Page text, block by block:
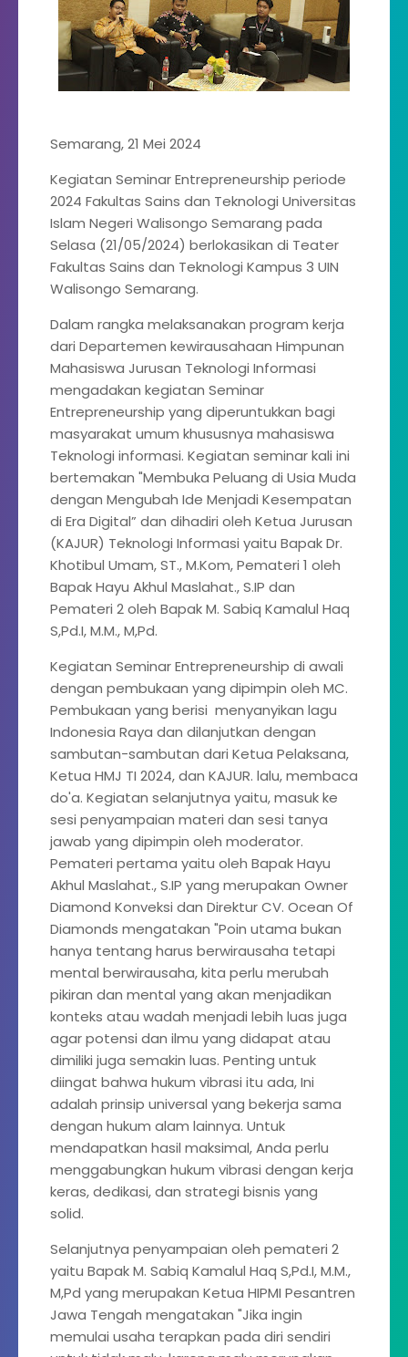
Semarang, 21 Mei 2024
Kegiatan Seminar Entrepreneurship periode
2024 Fakultas Sains dan Teknologi Universitas
Islam Negeri Walisongo Semarang pada
Selasa (21/05/2024) berlokasikan di Teater
Fakultas Sains dan Teknologi Kampus 3 UIN
Walisongo Semarang.
Dalam rangka melaksanakan program kerja
dari Departemen kewirausahaan Himpunan
Mahasiswa Jurusan Teknologi Informasi
mengadakan kegiatan Seminar
Entrepreneurship yang diperuntukkan bagi
masyarakat umum khususnya mahasiswa
Teknologi informasi. Kegiatan seminar kali ini
bertemakan "Membuka Peluang di Usia Muda
dengan Mengubah Ide Menjadi Kesempatan
di Era Digital” dan dihadiri oleh Ketua Jurusan
(KAJUR) Teknologi Informasi yaitu Bapak Dr.
Khotibul Umam, ST., M.Kom, Pemateri 1 oleh
Bapak Hayu Akhul Maslahat., S.IP dan
Pemateri 2 oleh Bapak M. Sabiq Kamalul Haq
S,Pd.I, M.M., M,Pd.
Kegiatan Seminar Entrepreneurship di awali
dengan pembukaan yang dipimpin oleh MC.
Pembukaan yang berisi menyanyikan lagu
Indonesia Raya dan dilanjutkan dengan
sambutan-sambutan dari Ketua Pelaksana,
Ketua HMJ TI 2024, dan KAJUR. lalu, membaca
do'a. Kegiatan selanjutnya yaitu, masuk ke
sesi penyampaian materi dan sesi tanya
jawab yang dipimpin oleh moderator.
Pemateri pertama yaitu oleh Bapak Hayu
Akhul Maslahat., S.IP yang merupakan Owner
Diamond Konveksi dan Direktur CV. Ocean Of
Diamonds mengatakan "Poin utama bukan
hanya tentang harus berwirausaha tetapi
mental berwirausaha, kita perlu merubah
pikiran dan mental yang akan menjadikan
konteks atau wadah menjadi lebih luas juga
agar potensi dan ilmu yang didapat atau
dimiliki juga semakin luas. Penting untuk
diingat bahwa hukum vibrasi itu ada, Ini
adalah prinsip universal yang bekerja sama
dengan hukum alam lainnya. Untuk
mendapatkan hasil maksimal, Anda perlu
menggabungkan hukum vibrasi dengan kerja
keras, dedikasi, dan strategi bisnis yang
solid.
Selanjutnya penyampaian oleh pemateri 2
yaitu Bapak M. Sabiq Kamalul Haq S,Pd.I, M.M.,
M,Pd yang merupakan Ketua HIPMI Pesantren
Jawa Tengah mengatakan "Jika ingin
memulai usaha terapkan pada diri sendiri